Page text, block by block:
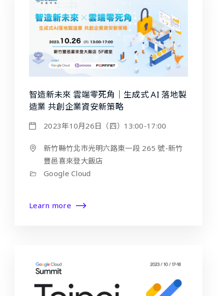
智造新未來 雲端零死角｜生成式 AI 落地製
造業 共創企業資安新策略
2023年10月26日（四）13:00-17:00
新竹縣竹北市光明六路東一段 265 號-新竹
豐邑喜來登大飯店
Google Cloud
Learn more